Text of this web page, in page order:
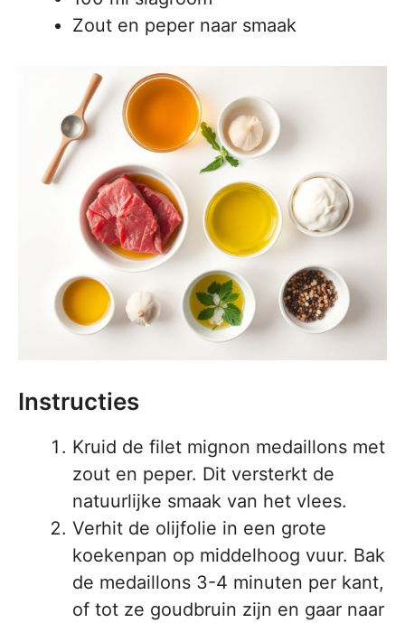
Zout en peper naar smaak
Instructies
Kruid de filet mignon medaillons met
zout en peper. Dit versterkt de
natuurlijke smaak van het vlees.
Verhit de olijfolie in een grote
koekenpan op middelhoog vuur. Bak
de medaillons 3-4 minuten per kant,
of tot ze goudbruin zijn en gaar naar